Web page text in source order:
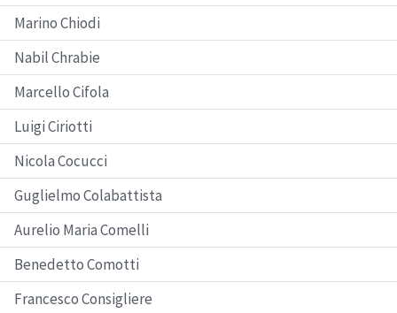
Marino Chiodi
Nabil Chrabie
Marcello Cifola
Luigi Ciriotti
Nicola Cocucci
Guglielmo Colabattista
Aurelio Maria Comelli
Benedetto Comotti
Francesco Consigliere